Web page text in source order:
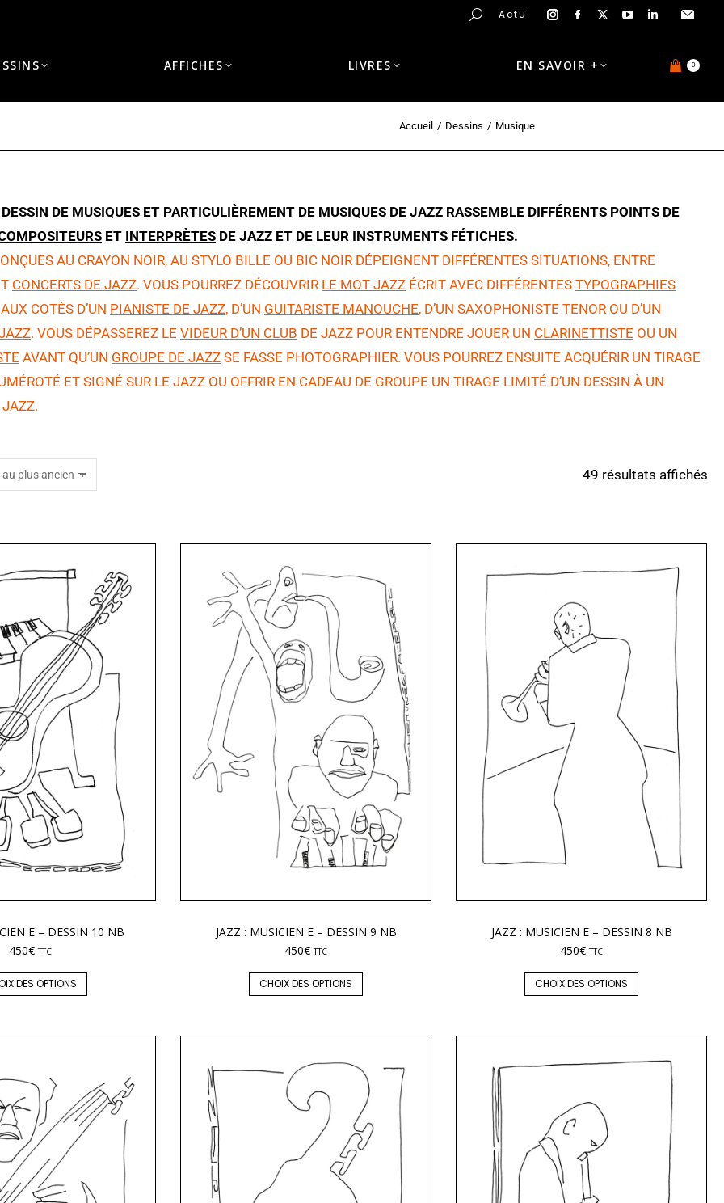
Actu
AFFICHES LIVRES EN SAVOIR + 0
Accueil Dessins Musique
DE MUSIQUES ET PARTICULIÈREMENT DE MUSIQUES DE JAZZ RASSEMBLE DIFFÉRENTS POINTS DE
ET INTERPRÈTES DE JAZZ ET DE LEUR INSTRUMENTS FÉTICHES.
AU CRAYON NOIR, AU STYLO BILLE OU BIC NOIR DÉPEIGNENT DIFFÉRENTES SITUATIONS, ENTRE
CONCERTS DE JAZZ. VOUS POURREZ DÉCOUVRIR LE MOT JAZZ ÉCRIT AVEC DIFFÉRENTES TYPOGRAPHIES
COTÉS D’UN PIANISTE DE JAZZ, D’UN GUITARISTE MANOUCHE, D’UN SAXOPHONISTE TENOR OU D’UN
. VOUS DÉPASSEREZ LE VIDEUR D’UN CLUB DE JAZZ POUR ENTENDRE JOUER UN CLARINETTISTE OU UN
AVANT QU’UN GROUPE DE JAZZ SE FASSE PHOTOGRAPHIER. VOUS POURREZ ENSUITE ACQUÉRIR UN TIRAGE
ET SIGNÉ SUR LE JAZZ OU OFFRIR EN CADEAU DE GROUPE UN TIRAGE LIMITÉ D’UN DESSIN À UN
JAZZ.
49 résultats affichés
E – DESSIN 10 NB
450€ TTC
DES OPTIONS
JAZZ : MUSICIEN E – DESSIN 9 NB
450€ TTC
CHOIX DES OPTIONS
JAZZ : MUSICIEN E – DESSIN 8 NB
450€ TTC
CHOIX DES OPTIONS